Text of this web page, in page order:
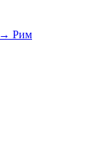
→ Рим